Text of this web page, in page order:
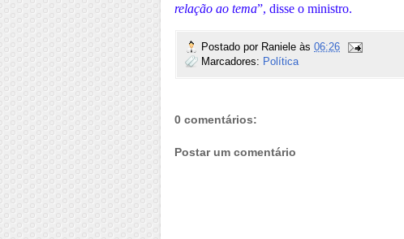
relação ao tema”, disse o ministro.
Postado por Raniele às 06:26
Marcadores: Política
0 comentários:
Postar um comentário